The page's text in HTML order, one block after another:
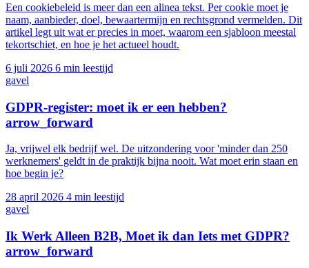
Een cookiebeleid is meer dan een alinea tekst. Per cookie moet je
naam, aanbieder, doel, bewaartermijn en rechtsgrond vermelden. Dit
artikel legt uit wat er precies in moet, waarom een sjabloon meestal
tekortschiet, en hoe je het actueel houdt.
6 juli 2026 6 min leestijd
gavel
GDPR-register: moet ik er een hebben?
arrow_forward
Ja, vrijwel elk bedrijf wel. De uitzondering voor 'minder dan 250
werknemers' geldt in de praktijk bijna nooit. Wat moet erin staan en
hoe begin je?
28 april 2026 4 min leestijd
gavel
Ik Werk Alleen B2B, Moet ik dan Iets met GDPR?
arrow_forward